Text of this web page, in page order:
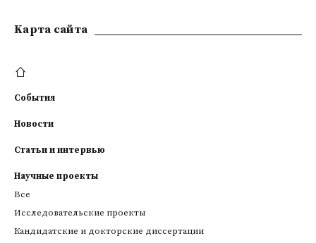
Kарта сайта
События
Новости
Статьи и интервью
Научные проекты
Все
Исследовательские проекты
Кандидатские и докторские диссертации